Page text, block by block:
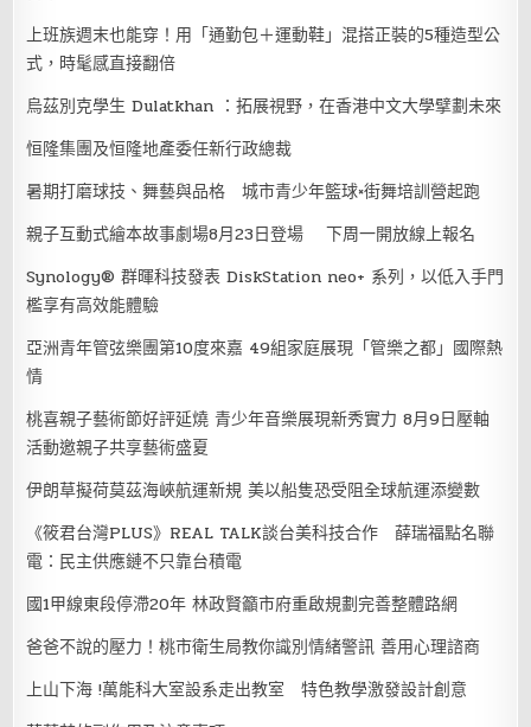
上班族週末也能穿！用「通勤包＋運動鞋」混搭正裝的5種造型公
式，時髦感直接翻倍
烏茲別克學生 Dulatkhan ：拓展視野，在香港中文大學擘劃未來
恒隆集團及恒隆地產委任新行政總裁
暑期打磨球技、舞藝與品格 城市青少年籃球×街舞培訓營起跑
親子互動式繪本故事劇場8月23日登場 下周一開放線上報名
Synology® 群暉科技發表 DiskStation neo+ 系列，以低入手門
檻享有高效能體驗
亞洲青年管弦樂團第10度來嘉 49組家庭展現「管樂之都」國際熱
情
桃喜親子藝術節好評延燒 青少年音樂展現新秀實力 8月9日壓軸
活動邀親子共享藝術盛夏
伊朗草擬荷莫茲海峽航運新規 美以船隻恐受阻全球航運添變數
《筱君台灣PLUS》REAL TALK談台美科技合作 薛瑞福點名聯
電：民主供應鏈不只靠台積電
國1甲線東段停滯20年 林政賢籲市府重啟規劃完善整體路網
爸爸不說的壓力！桃市衛生局教你識別情緒警訊 善用心理諮商
上山下海 !萬能科大室設系走出教室 特色教學激發設計創意